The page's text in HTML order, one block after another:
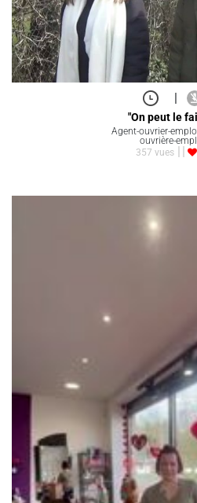
|
"On peut le
Agent-ouvrier-
ouvrière-
357 vues